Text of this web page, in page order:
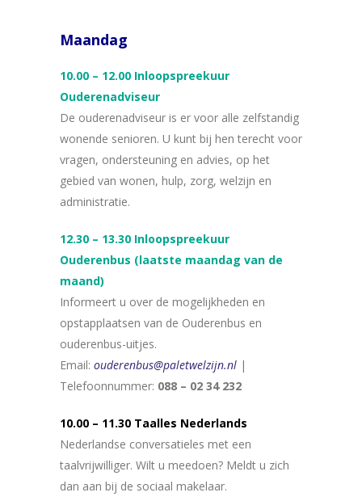
Maandag
10.00 – 12.00 Inloopspreekuur
Ouderenadviseur
De ouderenadviseur is er voor alle zelfstandig
wonende senioren. U kunt bij hen terecht voor
vragen, ondersteuning en advies, op het
gebied van wonen, hulp, zorg, welzijn en
administratie.
12.30 – 13.30 Inloopspreekuur
Ouderenbus (laatste maandag van de
maand)
Informeert u over de mogelijkheden en
opstapplaatsen van de Ouderenbus en
ouderenbus-uitjes.
Email: ouderenbus@paletwelzijn.nl |
Telefoonnummer: 088 – 02 34 232
10.00 – 11.30 Taalles Nederlands
Nederlandse conversatieles met een
taalvrijwilliger. Wilt u meedoen? Meldt u zich
dan aan bij de sociaal makelaar.